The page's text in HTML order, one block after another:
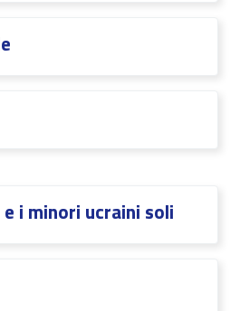
i minori ucraini soli